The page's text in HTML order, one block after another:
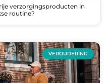
verzorgingsproducten in
routine?
VEROUDERING